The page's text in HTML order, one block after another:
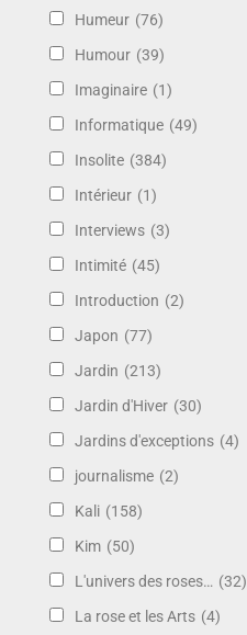
Humeur (76)
Humour (39)
Imaginaire (1)
Informatique (49)
Insolite (384)
Intérieur (1)
Interviews (3)
Intimité (45)
Introduction (2)
Japon (77)
Jardin (213)
Jardin d'Hiver (30)
Jardins d'exceptions (4)
journalisme (2)
Kali (158)
Kim (50)
L'univers des roses… (32)
La rose et les Arts (4)